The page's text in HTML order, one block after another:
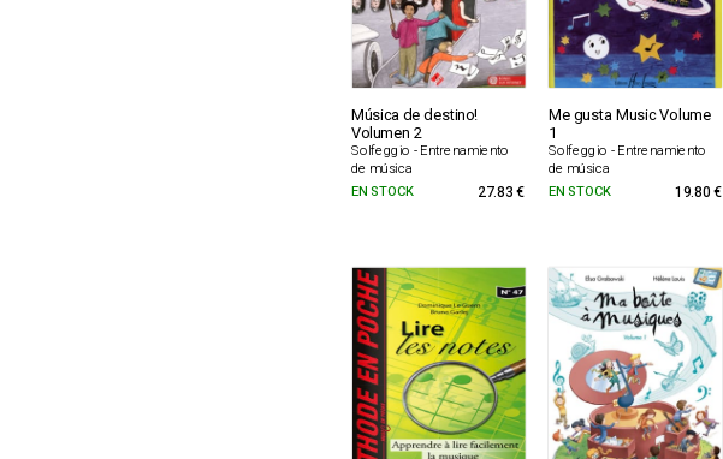
Música de destino!
Volumen 2
Solfeggio - Entrenamiento
de música
Me gusta Music Volume
1
Solfeggio - Entrenamiento
de música
EN STOCK 27.83 € EN STOCK 19.80 €